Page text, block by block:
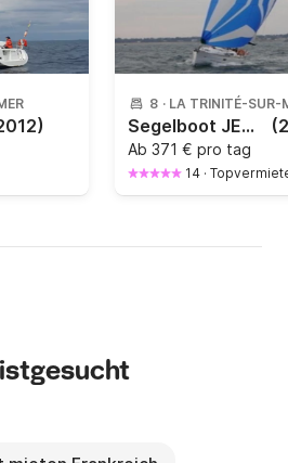
8 · LA TRINITÉ-SUR-
Segelboot JEANNEAU Sun Odyssey 36i Performance 11m
Ab 371 € pro tag
14 ·